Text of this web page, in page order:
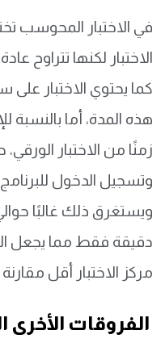
في الاختبار المحوسب
الاختبار لكنها تتراوح
كما يحتوي الاختبار على
هذه المدة، أما بالنسبة
زمنًا من الاختبار
وتسجيل الدخول
ويستغرق ذلك غالبًا
دقيقة فقط مما يجعل
مركز الاختبار أقل مقارنة
الفروقات الأخرى